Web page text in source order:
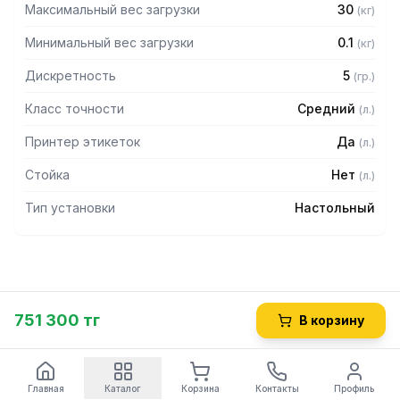
Максимальный вес загрузки 30 (кг)
Минимальный вес загрузки 0.1 (кг)
Дискретность 5 (гр.)
Класс точности Средний (л.)
Принтер этикеток Да (л.)
Стойка Нет (л.)
Тип установки Настольный
751 300 тг В корзину
Главная Каталог Корзина Контакты Профиль